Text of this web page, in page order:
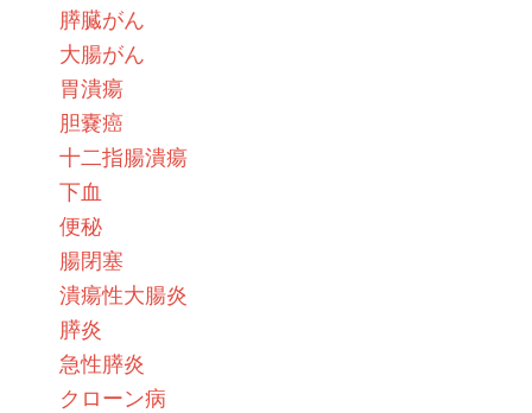
膵臓がん
大腸がん
胃潰瘍
胆嚢癌
十二指腸潰瘍
下血
便秘
腸閉塞
潰瘍性大腸炎
膵炎
急性膵炎
クローン病